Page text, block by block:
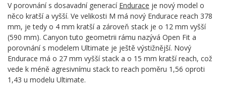
V porovnání s dosavadní generací Endurace je nový model o
něco kratší a vyšší. Ve velikosti M má nový Endurace reach 378
mm, je tedy o 4 mm kratší a zároveň stack je o 12 mm vyšší
(590 mm). Canyon tuto geometrii rámu nazývá Open Fit a
porovnání s modelem Ultimate je ještě výstižnější. Nový
Endurace má o 27 mm vyšší stack a o 15 mm kratší reach, což
vede k méně agresivnímu stack to reach poměru 1,56 oproti
1,43 u modelu Ultimate.